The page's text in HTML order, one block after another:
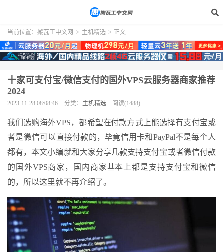
当前位置： 搬瓦工中文网 > 主机精选 > 正文
十家可支付宝/微信支付的国外VPS云服务器商家推荐
2024
2023-11-28 08:08:46 分类： 主机精选 阅读(1488)
我们选购海外VPS，都希望在付款方式上能选择有支付宝或
者是微信可以直接付款的，毕竟信用卡和PayPal不是每个人
都有，本文小编就和大家分享几款支持支付宝或者微信付款
的国外VPS商家，国内商家基本上都是支持支付宝和微信
的，所以这里就不再介绍了。